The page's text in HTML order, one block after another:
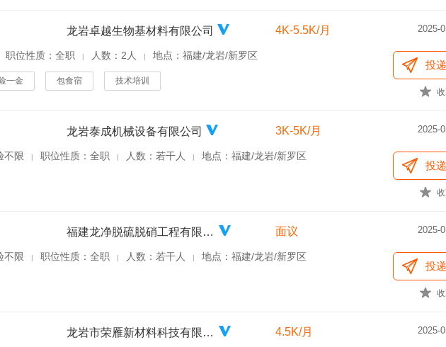
龙岩卓越生物基材料有限公司 4K-5.5K/月 2025-
职位性质：全职 | 人数：2人 | 地点：福建/龙岩/新罗区
一金 包食宿 技术培训
投
龙岩泰成机械设备有限公司 3K-5K/月 2025-
不限 | 职位性质：全职 | 人数：若干人 |
地点：福建/龙岩/新罗区
投
福建龙净脱硫脱硝工程有限公司 面议 2025-
不限 | 职位性质：全职 | 人数：若干人 |
地点：福建/龙岩/新罗区
投
龙岩市荣雁新材料科技有限公司 4.5K/月 2025-